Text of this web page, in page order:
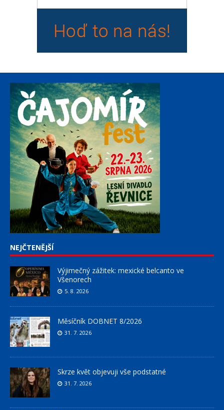
NEJČTENĚJŠÍ
Výjimečný zážitek: mexické belcanto ve
Všenorech
5. 8. 2026
Měsíčník DOBNET 8/2026
31. 7. 2026
Skrze květ objevuji vše podstatné
31. 7. 2026